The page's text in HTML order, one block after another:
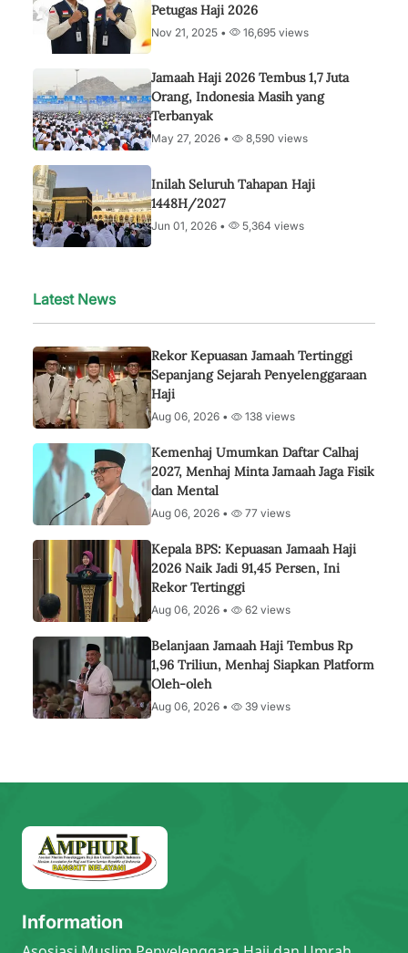
Petugas Haji 2026
Nov 21, 2025 • 16,695 views
Jamaah Haji 2026 Tembus 1,7 Juta
Orang, Indonesia Masih yang
Terbanyak
May 27, 2026 • 8,590 views
Inilah Seluruh Tahapan Haji
1448H/2027
Jun 01, 2026 • 5,364 views
Latest News
Rekor Kepuasan Jamaah Tertinggi
Sepanjang Sejarah Penyelenggaraan
Haji
Aug 06, 2026 • 138 views
Kemenhaj Umumkan Daftar Calhaj
2027, Menhaj Minta Jamaah Jaga Fisik
dan Mental
Aug 06, 2026 • 77 views
Kepala BPS: Kepuasan Jamaah Haji
2026 Naik Jadi 91,45 Persen, Ini
Rekor Tertinggi
Aug 06, 2026 • 62 views
Belanjaan Jamaah Haji Tembus Rp
1,96 Triliun, Menhaj Siapkan Platform
Oleh-oleh
Aug 06, 2026 • 39 views
Information